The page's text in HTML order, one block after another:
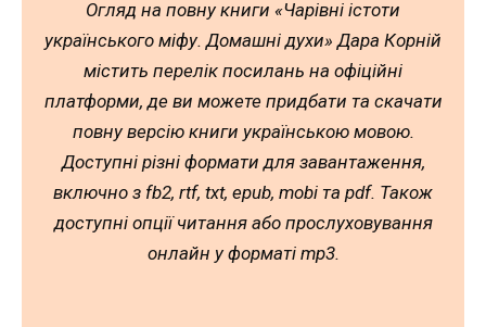
Огляд на повну книги «Чарівні істоти
українського міфу. Домашні духи» Дара Корній
містить перелік посилань на офіційні
платформи, де ви можете придбати та скачати
повну версію книги українською мовою.
Доступні різні формати для завантаження,
включно з fb2, rtf, txt, epub, mobi та pdf. Також
доступні опції читання або прослуховування
онлайн у форматі mp3.